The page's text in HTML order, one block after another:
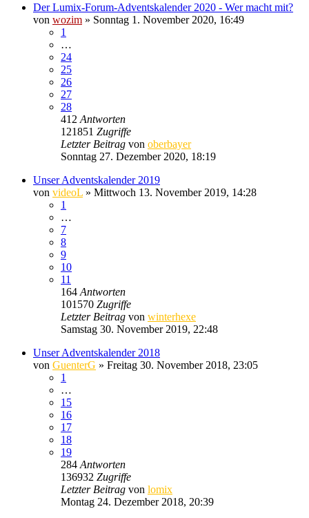
Der Lumix-Forum-Adventskalender 2020 - Wer macht mit?
von wozim » Sonntag 1. November 2020, 16:49
1
…
24
25
26
27
28
412 Antworten
121851 Zugriffe
Letzter Beitrag von oberbayer
Sonntag 27. Dezember 2020, 18:19
Unser Adventskalender 2019
von videoL » Mittwoch 13. November 2019, 14:28
1
…
7
8
9
10
11
164 Antworten
101570 Zugriffe
Letzter Beitrag von winterhexe
Samstag 30. November 2019, 22:48
Unser Adventskalender 2018
von GuenterG » Freitag 30. November 2018, 23:05
1
…
15
16
17
18
19
284 Antworten
136932 Zugriffe
Letzter Beitrag von lomix
Montag 24. Dezember 2018, 20:39